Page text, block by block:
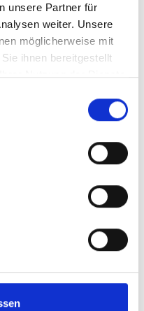
unsere Partner für
weiter. Unsere
möglicherweise mit
ihnen bereitgestellt
Nutzung der Dienste